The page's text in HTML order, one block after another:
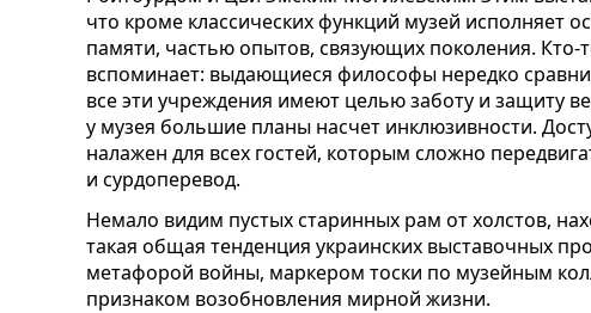
что кроме классических функций музей исполняет
памяти, частью опытов, связующих поколения. Кто-
вспоминает: выдающиеся философы нередко
все эти учреждения имеют целью заботу и защиту
у музея большие планы насчет инклюзивности.
налажен для всех гостей, которым сложно
и сурдоперевод.
Немало видим пустых старинных рам от холстов,
такая общая тенденция украинских выставочных
метафорой войны, маркером тоски по музейным
признаком возобновления мирной жизни.